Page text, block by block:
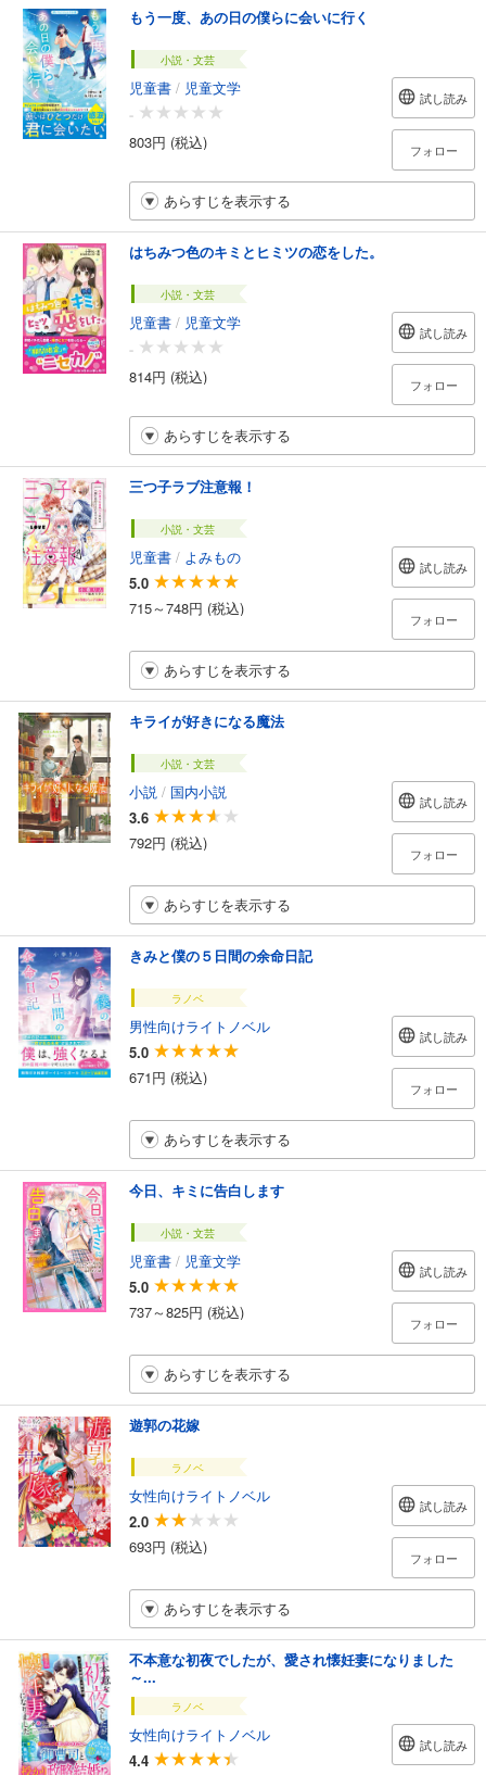
もう一度、あの日の僕らに会いに行く
小説・文芸
児童書 / 児童文学
-
803円 (税込)
試し読み
フォロー
あらすじを表示する
はちみつ色のキミとヒミツの恋をした。
小説・文芸
児童書 / 児童文学
-
814円 (税込)
試し読み
フォロー
あらすじを表示する
三つ子ラブ注意報！
小説・文芸
児童書 / よみもの
5.0
715～748円 (税込)
試し読み
フォロー
あらすじを表示する
キライが好きになる魔法
小説・文芸
小説 / 国内小説
3.6
792円 (税込)
試し読み
フォロー
あらすじを表示する
きみと僕の５日間の余命日記
ラノベ
男性向けライトノベル
5.0
671円 (税込)
試し読み
フォロー
あらすじを表示する
今日、キミに告白します
小説・文芸
児童書 / 児童文学
5.0
737～825円 (税込)
試し読み
フォロー
あらすじを表示する
遊郭の花嫁
ラノベ
女性向けライトノベル
2.0
693円 (税込)
試し読み
フォロー
あらすじを表示する
不本意な初夜でしたが、愛され懐妊妻になりました
～...
ラノベ
女性向けライトノベル
4.4
試し読み